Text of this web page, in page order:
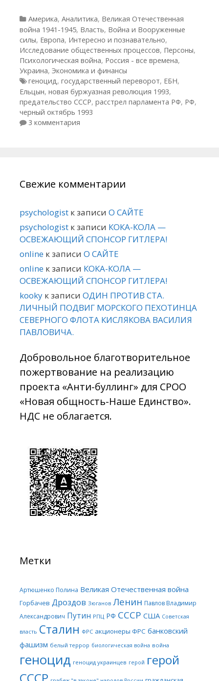
Рубрики
Америка, Аналитика, Великая Отечественная
война 1941-1945, Власть, Война и Вооруженные
силы, Европа, Интересно и познавательно,
Исследование общественных процессов, Персоны,
Психологическая война, Россия - все времена,
Украина, Экономика и финансы
Метки
геноцид, государственный переворот, ЕБН,
Ельцын, новая буржуазная революция 1993,
предательство СССР, расстрел парламента РФ, РФ,
черный октябрь 1993
3 комментария
Свежие комментарии
psychologist к записи О САЙТЕ
psychologist к записи КОКА-КОЛА —
ОСВЕЖАЮЩИЙ СПОНСОР ГИТЛЕРА!
online к записи О САЙТЕ
online к записи КОКА-КОЛА —
ОСВЕЖАЮЩИЙ СПОНСОР ГИТЛЕРА!
kooky к записи ОДИН ПРОТИВ СТА.
ЛИЧНЫЙ ПОДВИГ МОРСКОГО ПЕХОТИНЦА
СЕВЕРНОГО ФЛОТА КИСЛЯКОВА ВАСИЛИЯ
ПАВЛОВИЧА.
Добровольное благотворительное
пожертвование на реализацию
проекта «Анти-буллинг» для СРОО
«Новая общность-Наше Единство».
НДС не облагается.
Метки
Артюшенко Полина Великая Отечественная война
Горбачев Дроздов Зюганов Ленин Павлов Владимир
Александрович Путин РПЦ РФ СССР США Советская
власть Сталин ФРС акционеры ФРС банковский
фашизм белый террор биологическая война война
геноцид геноцид украинцев герой герой